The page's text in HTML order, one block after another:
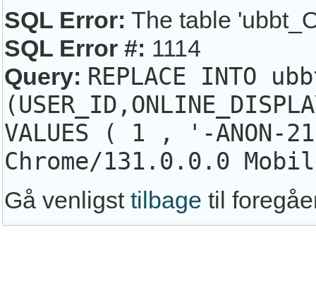
SQL Error: The table
SQL Error #: 1114
Query: REPLACE INTO
VALUES ( 1 , '-
Chrome/131.0.0.0
Gå venligst tilbage til